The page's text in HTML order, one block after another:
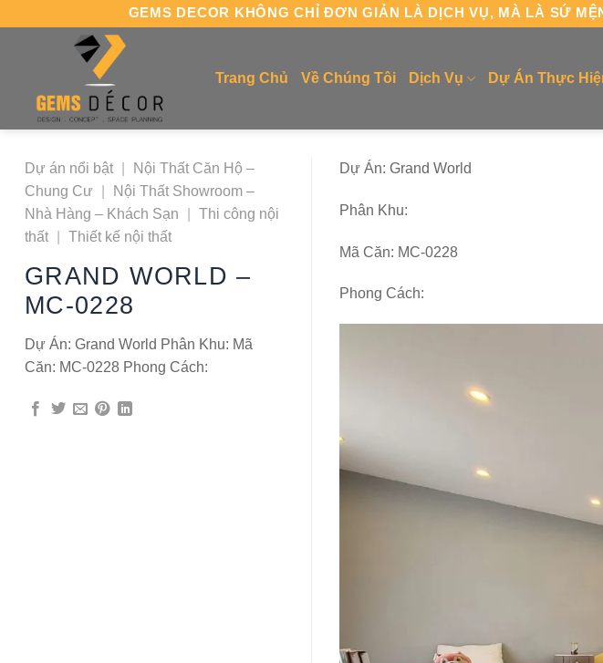
GEMS DECOR KHÔNG CHỈ ĐƠN GIẢN LÀ DỊCH VỤ, MÀ LÀ SỨ
Trang Chủ Về Chúng Tôi Dịch Vụ Dự Án Thực
Dự án nổi bật
Nội Thất Căn Hộ –
Chung Cư
Nội Thất Showroom –
Nhà Hàng – Khách Sạn
Thi công nội
thất
Thiết kế nội thất
GRAND WORLD –
MC-0228
Dự Án: Grand World Phân Khu: Mã
Căn: MC-0228 Phong Cách:
Dự Án: Grand World
Phân Khu:
Mã Căn: MC-0228
Phong Cách: